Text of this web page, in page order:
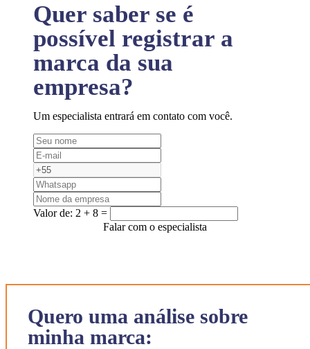
Quero uma análise sobre
minha marca:
Quer saber se é
possível registrar a
marca da sua
empresa?
Um especialista entrará em contato com você.
Valor de: 2 + 8 =
Falar com o especialista